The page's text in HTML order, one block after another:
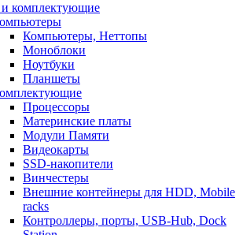
комплектующие
Компьютеры, Неттопы
Моноблоки
Ноутбуки
Планшеты
Процессоры
Материнские платы
Модули Памяти
Видеокарты
SSD-накопители
Винчестеры
Внешние контейнеры для HDD, Mobile
racks
Контроллеры, порты, USB-Hub, Dock